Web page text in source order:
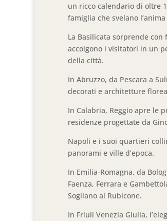
un ricco calendario di oltre
famiglia che svelano
La Basilicata sorprende
accolgono i visitatori in un
della città.
In Abruzzo, da Pescara a
decorati e architetture
In Calabria, Reggio apre le
residenze progettate da
Napoli e i suoi quartieri
panorami e ville d’epoca.
In Emilia-Romagna, da
Faenza, Ferrara e
Sogliano al Rubicone.
In Friuli Venezia Giulia,